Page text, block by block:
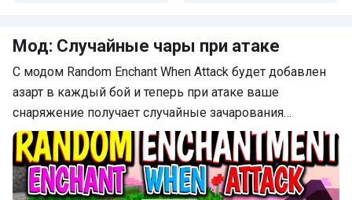
Мод: Случайные чары при атаке
С модом Random Enchant When Attack будет добавлен
азарт в каждый бой и теперь при атаке ваше
снаряжение получает случайные зачарования…